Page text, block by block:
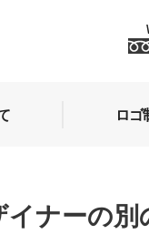
\
ロゴ
ナーの別